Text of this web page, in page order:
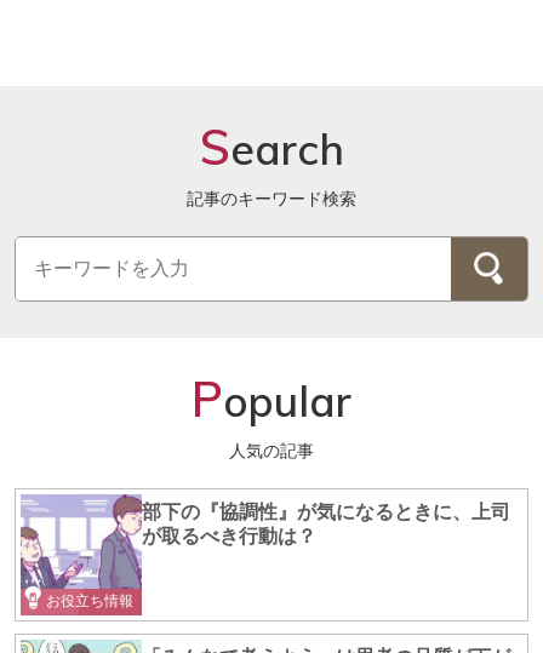
Search
記事のキーワード検索
Popular
人気の記事
お役立ち情報
部下の『協調性』が気になるときに、上司
が取るべき行動は？